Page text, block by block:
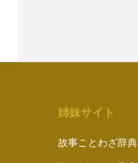
姉妹サイト
故事ことわざ辞典